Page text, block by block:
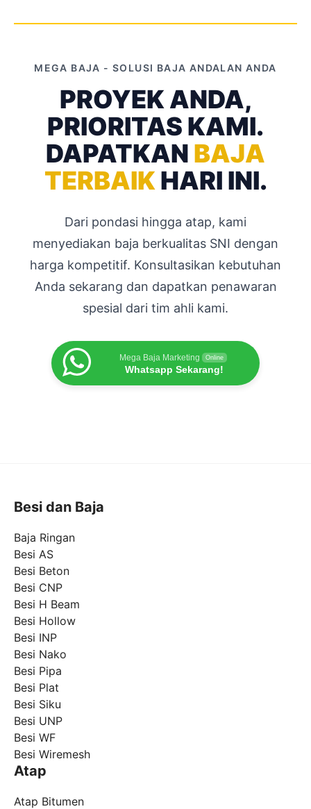
MEGA BAJA - SOLUSI BAJA ANDALAN ANDA
PROYEK ANDA,
PRIORITAS KAMI.
DAPATKAN BAJA
TERBAIK HARI INI.
Dari pondasi hingga atap, kami
menyediakan baja berkualitas SNI dengan
harga kompetitif. Konsultasikan kebutuhan
Anda sekarang dan dapatkan penawaran
spesial dari tim ahli kami.
Mega Baja Marketing Online
Whatsapp Sekarang!
Besi dan Baja
Baja Ringan
Besi AS
Besi Beton
Besi CNP
Besi H Beam
Besi Hollow
Besi INP
Besi Nako
Besi Pipa
Besi Plat
Besi Siku
Besi UNP
Besi WF
Besi Wiremesh
Atap
Atap Bitumen